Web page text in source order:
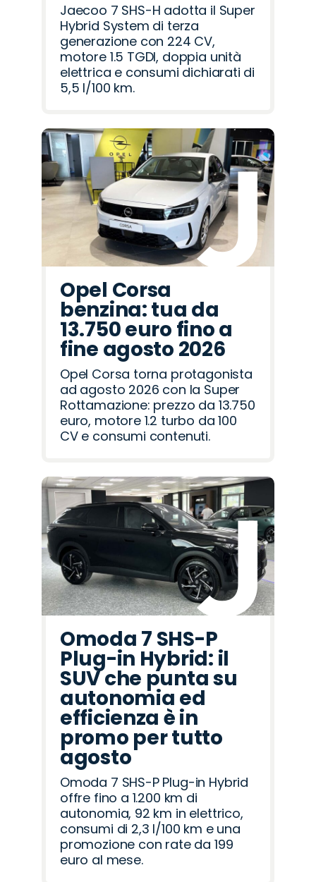
Jaecoo 7 SHS-H adotta il Super
Hybrid System di terza
generazione con 224 CV,
motore 1.5 TGDI, doppia unità
elettrica e consumi dichiarati di
5,5 l/100 km.
Opel Corsa
benzina: tua da
13.750 euro fino a
fine agosto 2026
Opel Corsa torna protagonista
ad agosto 2026 con la Super
Rottamazione: prezzo da 13.750
euro, motore 1.2 turbo da 100
CV e consumi contenuti.
Omoda 7 SHS-P
Plug-in Hybrid: il
SUV che punta su
autonomia ed
efficienza è in
promo per tutto
agosto
Omoda 7 SHS-P Plug-in Hybrid
offre fino a 1.200 km di
autonomia, 92 km in elettrico,
consumi di 2,3 l/100 km e una
promozione con rate da 199
euro al mese.